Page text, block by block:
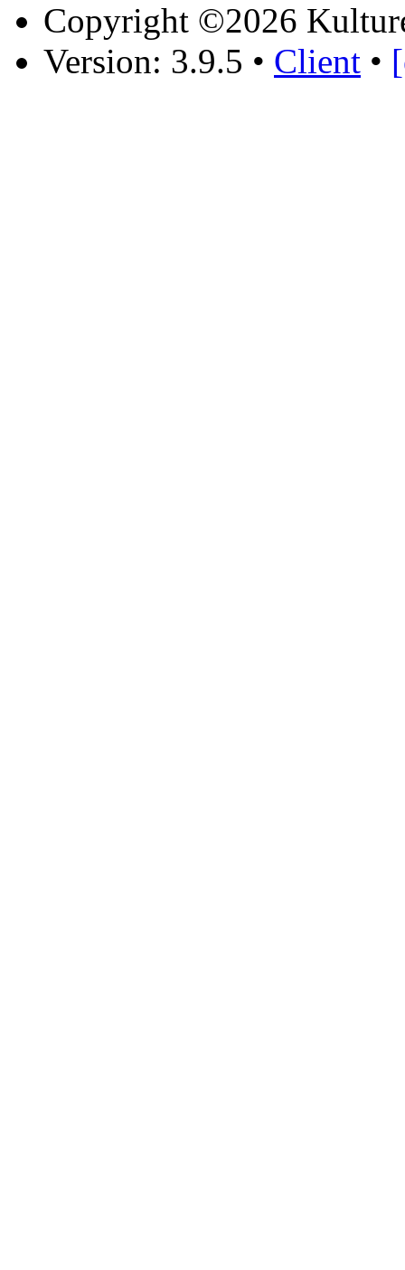
Copyright ©2026
Version: 3.9.5 • Client •